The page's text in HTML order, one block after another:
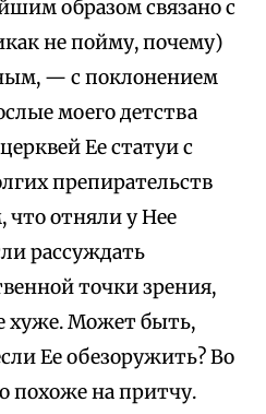
образом связано с
не пойму, почему)
— с поклонением
моего детства
Ее статуи с
препирательств
отняли у Нее
рассуждать
точки зрения,
хуже. Может быть,
Ее обезоружить? Во
похоже на притчу.